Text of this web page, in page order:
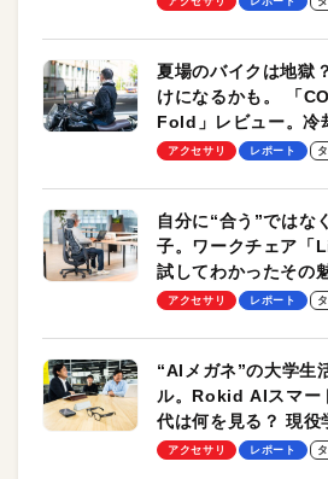
夏場のバイクは地獄
けになるかも。 「
Fold」レビュー。冷
却プレート、シンプ
アクセサリ レポート
自分に“合う”ではな
子。ワークチェア
試してわかったその
ッチ機能も搭載
アクセサリ レポート
“AIメガネ”の大学生
ル。Rokid AIスマー
代は何を見る？ 現役
授による体験会レポ
アクセサリ レポート